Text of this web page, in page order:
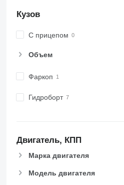
Кузов
С прицепом
Объем
Фаркоп
Гидроборт
Двигатель, КПП
Марка двигателя
Модель двигателя